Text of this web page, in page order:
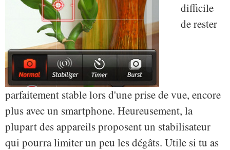
difficile
de rester
parfaitement stable lors d'une prise de vue, encore
plus avec un smartphone. Heureusement, la
plupart des appareils proposent un stabilisateur
qui pourra limiter un peu les dégâts. Utile si tu as